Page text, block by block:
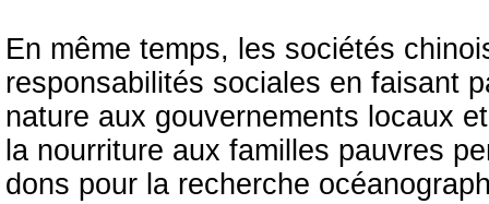
En même temps, les sociétés
responsabilités sociales en faisant
nature aux gouvernements locaux
la nourriture aux familles pauvres
dons pour la recherche